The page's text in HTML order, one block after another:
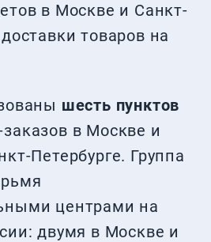
в Москве и Санкт-
товаров на
шесть пунктов
в Москве и
Петербурге. Группа
центрами на
двумя в Москве и